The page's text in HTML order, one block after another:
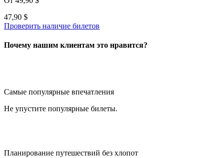
47,90 $
Проверить наличие билетов
Почему нашим клиентам это нравится?
Самые популярные впечатления
Не упустите популярные билеты.
Планирование путешествий без хлопот